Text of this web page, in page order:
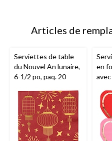
Articles de
Serviettes de table
du Nouvel An lunaire,
6-1/2 po, paq. 20
en
paq.